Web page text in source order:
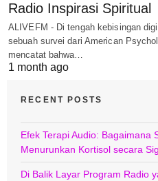
Radio Inspirasi Spiritual
ALIVEFM - Di tengah kebisingan
sebuah survei dari American
mencatat bahwa…
1 month ago
RECENT POSTS
Efek Terapi Audio: Bagaimana
Menurunkan Kortisol secara
Di Balik Layar Program Radio